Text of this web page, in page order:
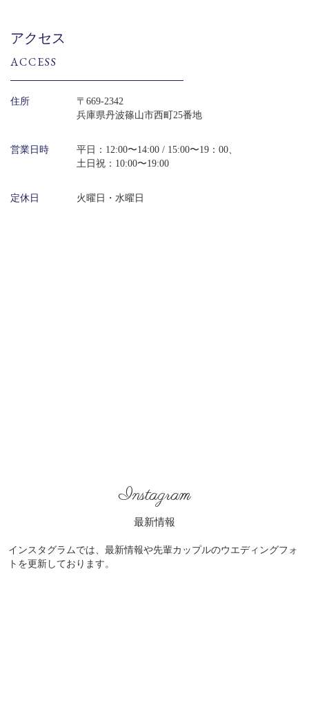
アクセス
ACCESS
住所
〒669-2342
兵庫県丹波篠山市西町25番地
営業日時
平日：12:00〜14:00 / 15:00〜19：00、
土日祝：10:00〜19:00
定休日 火曜日・水曜日
Instagram
最新情報
インスタグラムでは、最新情報や先輩カップルのウエディングフォ
トを更新しております。